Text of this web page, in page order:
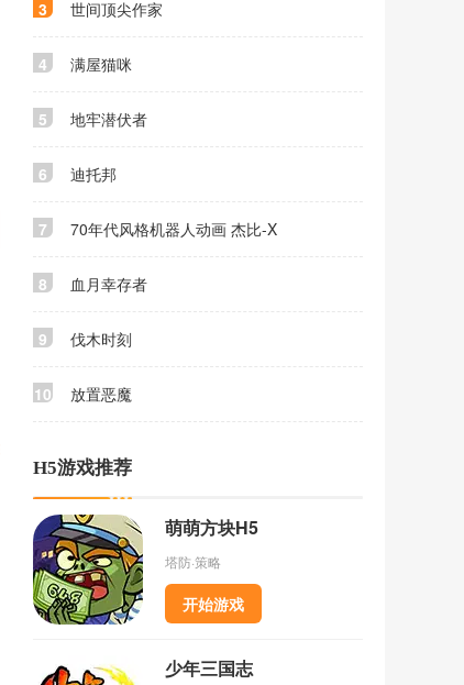
3 世间顶尖作家
4 满屋猫咪
5 地牢潜伏者
6 迪托邦
7 70年代风格机器人动画 杰比-X
8 血月幸存者
9 伐木时刻
10 放置恶魔
H5游戏推荐
萌萌方块H5
塔防·策略
开始游戏
少年三国志